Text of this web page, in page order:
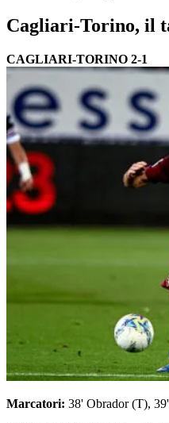
Cagliari-Torino, il
CAGLIARI-TORINO 2-1
Marcatori: 38' Obrador (T),